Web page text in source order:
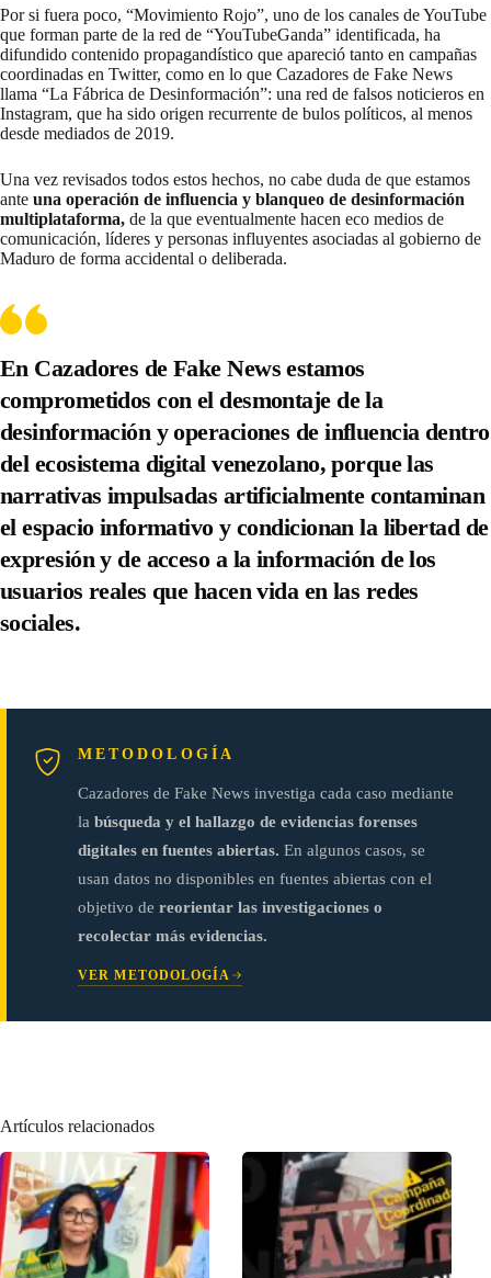
Por si fuera poco, “Movimiento Rojo”, uno de los canales de YouTube
que forman parte de la red de “YouTubeGanda” identificada, ha
difundido contenido propagandístico que apareció tanto en campañas
coordinadas en Twitter, como en lo que Cazadores de Fake News
llama “La Fábrica de Desinformación”: una red de falsos noticieros en
Instagram, que ha sido origen recurrente de bulos políticos, al menos
desde mediados de 2019.
Una vez revisados todos estos hechos, no cabe duda de que estamos
ante una operación de influencia y blanqueo de desinformación
multiplataforma, de la que eventualmente hacen eco medios de
comunicación, líderes y personas influyentes asociadas al gobierno de
Maduro de forma accidental o deliberada.
En Cazadores de Fake News estamos
comprometidos con el desmontaje de la
desinformación y operaciones de influencia dentro
del ecosistema digital venezolano, porquelas
narrativas impulsadas artificialmente contaminan
el espacio informativo y condicionan la libertad de
expresión y de acceso a la información de los
usuarios reales que hacen vida en las redes
sociales.
METODOLOGÍA
Cazadores de Fake News investiga cada caso mediante
la búsqueda y el hallazgo de evidencias forenses
digitales en fuentes abiertas. En algunos casos, se
usan datos no disponibles en fuentes abiertas con el
objetivo de reorientar las investigaciones o
recolectar más evidencias.
VER METODOLOGÍA
Artículos relacionados